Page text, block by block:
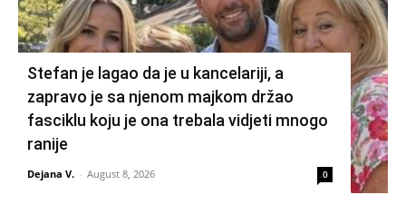
Stefan je lagao da je u kancelariji, a
zapravo je sa njenom majkom držao
fasciklu koju je ona trebala vidjeti mnogo
ranije
Dejana V. - August 8, 2026 0